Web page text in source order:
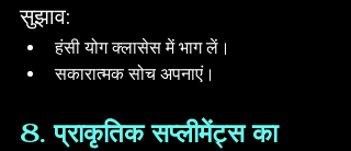
सुझाव:
हंसी योग क्लासेस में भाग लें।
सकारात्मक सोच अपनाएं।
8. प्राकृतिक सप्लीमेंट्स का